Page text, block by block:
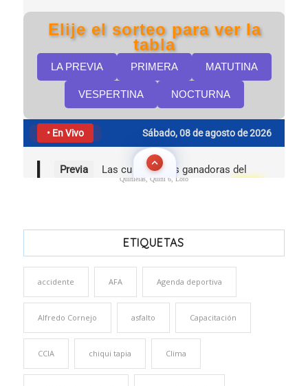
Quinielas, Quini 6, Loto
ETIQUETAS
accidente AFA Agenda deportiva
Alfredo Cornejo asfalto Capacitación
CCIA chiqui tapia Clima